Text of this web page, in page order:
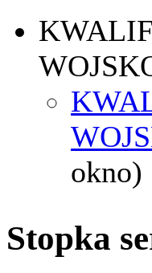
okno)
Stopka